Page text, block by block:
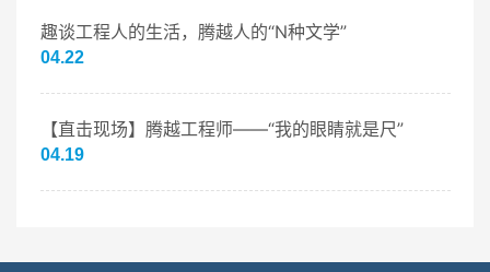
趣谈工程人的生活，腾越人的“N种文学”
04.22
【直击现场】腾越工程师——“我的眼睛就是尺”
04.19